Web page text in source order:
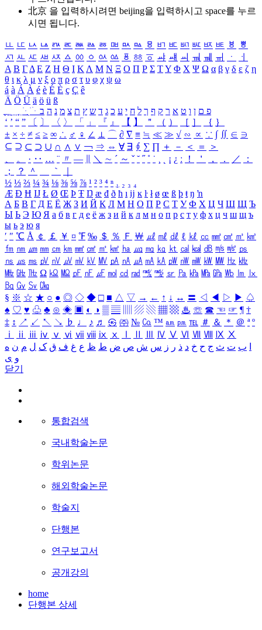
北京 을 입력하시려면 beijing을 입력하시고 space를 누르
시면 됩니다.
ㅥ ㅦ ㅧ ㅨ ㅩ ㅪ ㅫ ㅬ ㅭ ㅮ ㅯ ㅰ ㅱ ㅲ ㅳ ㅴ ㅵ ㅶ ㅷ ㅸ
ㅹ
ㅺ ㅻ ㅼ ㅽ ㅾ ㅿ ㆀ ㆁ ㆂ ㆃ ㆄ ㆅ ㆆ ㆇ ㆈ ㆉ ㆊ ㆋ ㆌ ㆍ
ㆎ
Α Β ΓΔ Ε Ζ Η Θ Ι ΚΛ Μ Ν Ξ Ο Π Ρ Σ ΤΥ Φ Χ Ψ Ω α β γ δ ε ζ η
θ ι κ λ μ ν ξ ο π ρ σ τ υ φ χ ψ ω
á à Á À é è É È ç Ç ê
Ä Ö Ü ä ö ü ß
ִֶֹ ֻּ ׁׂ פ ם ן ו ט א ר ק ף ך ל ח י ע כ ג ד ש ץ ת צ מ נ ה ב
‘ ’ “ ” 〔 〕 〈 〉 「 」 『 』 【 】 ＂ （ ） ［ ］ ｛ ｝
± × ÷ ≠ ≤ ≥ ∞ ∴ ♂ ♀ ∠ ⊥ ⌒ ∂ ∇ ≡ ≒ ≪ ≫ √ ∽ ∝ ∵ ∫ ∬ ∈ ∋
⊆ ⊇ ⊂ ⊃ ∪ ∩ ∧ ∨ ￢ ⇒ ⇔ ∀ ∃ ∮ ∑ ∏ ＋ － ＜ ＝
＞
、
。 · ‥ … ¨ 〃 ― ＼ ∼ ´ ～ ˇ ˘ ˝ ˚ ˙ ¸ ¡ ¿ ː ！ ＇ ， ． ／
：
；
？ ＾ ｀
½ ⅓ ⅔ ¼ ¾ ⅛ ⅜ ⅝ ⅞ ¹ ² ³ ⁴ ⁿ ₁ ₂ ₃ ₄
Æ Ð Ħ Ĳ Ł Ø Œ Þ Ŧ Ŋ æ đ ð ħ ı ĳ ĸ ŀ ł ø œ ß þ ŧ ŋ ŉ
А Б В Г Д Е Ё Ж З И Й К Л М Н О П Р С Т У Ф Х Ц Ч Ш Щ Ъ
Ы Ь Э Ю Я а б в г д е ё ж з и й к л м н о п р с т у ф х ц ч ш щ ъ
ы ь э ю я
′ ″ ℃ Å ￠ ￡ ￥ ¤ ℉ ‰ ＄ ％ Ｆ ￦ ㎕ ㎖ ㎗ ℓ ㎘ ㏄ ㎣ ㎤ ㎥ ㎦
㎙ ㎚ ㎛ ㎜ ㎝ ㎞ ㎟ ㎠ ㎡ ㎢ ㏊ ㎍ ㎎ ㎏ ㏏ ㎈ ㎉ ㏈ ㎧ ㎨ ㎰
㎱ ㎲ ㎳ ㎴ ㎵ ㎶ ㎷ ㎸ ㎹ ㎀ ㎁ ㎂ ㎃ ㎄ ㎺ ㎻ ㎽ ㎾ ㎿ ㎐ ㎑
㎒ ㎓ ㎔ Ω ㏀ ㏁ ㎊ ㎋ ㎌ ㏖ ㏅ ㎭ ㎮ ㎯ ㏛ ㎩ ㎪ ㎫ ㎬ ㏝ ㏐
㏓
㏃ ㏉ ㏜ ㏆
§ ※ ☆ ★ ○ ● ◎ ◇ ◆ □ ■ △ ▽ → ← ↑ ↓ ↔ 〓 ◁ ◀ ▷ ▶ ♤
♠ ♡ ♥ ♧ ♣ ⊙ ◈ ▣ ◐ ◑ ▒ ▤ ▨ ▧ ▦ ▩ ♨ ☏ ☎ ☜ ☞ ¶ †
‡ ↕ ↗ ↙ ↖ ↘ ♭ ♩ ♪ ♬ ㉿ ㈜ № ㏇ ™ ㏂ ㏘ ℡ ＃ ＆ ＊ ＠ ª º
ⅰ
ⅱ ⅲ ⅳ ⅴ ⅵ ⅶ ⅷ ⅸ ⅹ Ⅳ Ⅴ Ⅵ Ⅶ Ⅷ Ⅸ Ⅹ
ب ت ث ج ح خ د ذ ر ز س ش ص ض ط ظ ع غ ف ق ک ل م ن ه
و ی
닫기
통합검색
국내학술논문
학위논문
해외학술논문
학술지
단행본
연구보고서
공개강의
home
단행본 상세